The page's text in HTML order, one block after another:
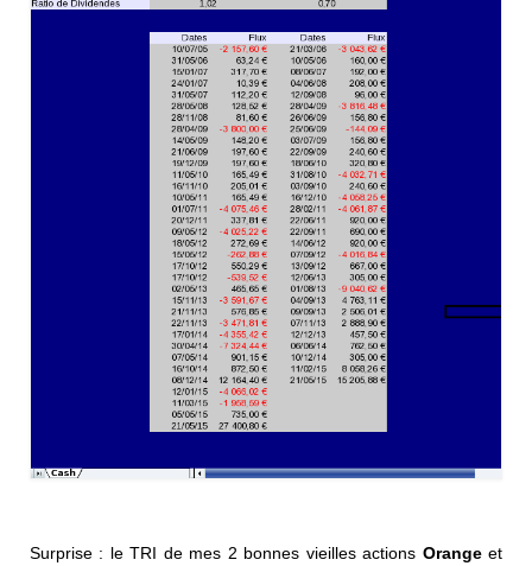
Surprise : le TRI de mes 2 bonnes vieilles actions Orangeet